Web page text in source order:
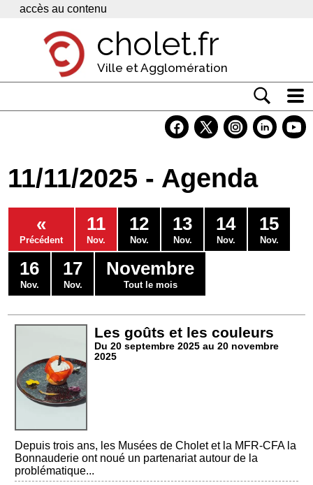
Panneau de gestion des cookies
accès au contenu
cholet.fr
Ville et Agglomération
Economie
Services
Contacts
11/11/2025 - Agenda
«
Précédent
11
Nov.
12
Nov.
13
Nov.
14
Nov.
15
Nov.
16
Nov.
17
Nov.
Novembre
Tout le mois
Les goûts et les couleurs
Du 20 septembre 2025 au 20 novembre
2025
Depuis trois ans, les Musées de Cholet et la MFR-CFA la
Bonnauderie ont noué un partenariat autour de la
problématique...